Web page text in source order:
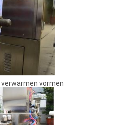
verwarmen vormen